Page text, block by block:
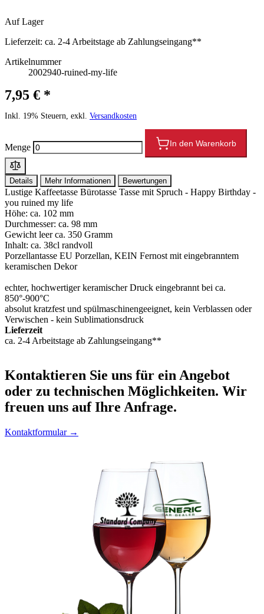
Auf Lager
Lieferzeit: ca. 2-4 Arbeitstage ab Zahlungseingang**
Artikelnummer
2002940-ruined-my-life
7,95 € *
Inkl. 19% Steuern, exkl. Versandkosten
Menge In den Warenkorb
Details Mehr Informationen Bewertungen
Lustige Kaffeetasse Bürotasse Tasse mit Spruch - Happy Birthday -
you ruined my life
Höhe: ca. 102 mm
Durchmesser: ca. 98 mm
Gewicht leer ca. 350 Gramm
Inhalt: ca. 38cl randvoll
Porzellantasse EU Porzellan, KEIN Fernost mit eingebranntem
keramischen Dekor
echter, hochwertiger keramischer Druck eingebrannt bei ca.
850°-900°C
absolut kratzfest und spülmaschinengeeignet, kein Verblassen oder
Verwischen - kein Sublimationsdruck
Lieferzeit
ca. 2-4 Arbeitstage ab Zahlungseingang**
Kontaktieren Sie uns für ein Angebot
oder zu technischen Möglichkeiten. Wir
freuen uns auf Ihre Anfrage.
Kontaktformular →